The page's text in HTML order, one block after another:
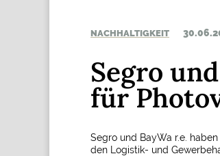
NACHHALTIGKEIT
Segro
für
Segro und BayWa r.e.
den Logistik- und